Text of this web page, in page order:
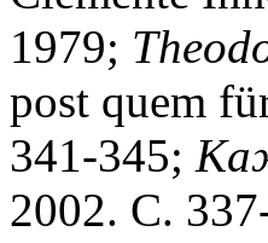
1979;
post quem
341-345;
2002. С.